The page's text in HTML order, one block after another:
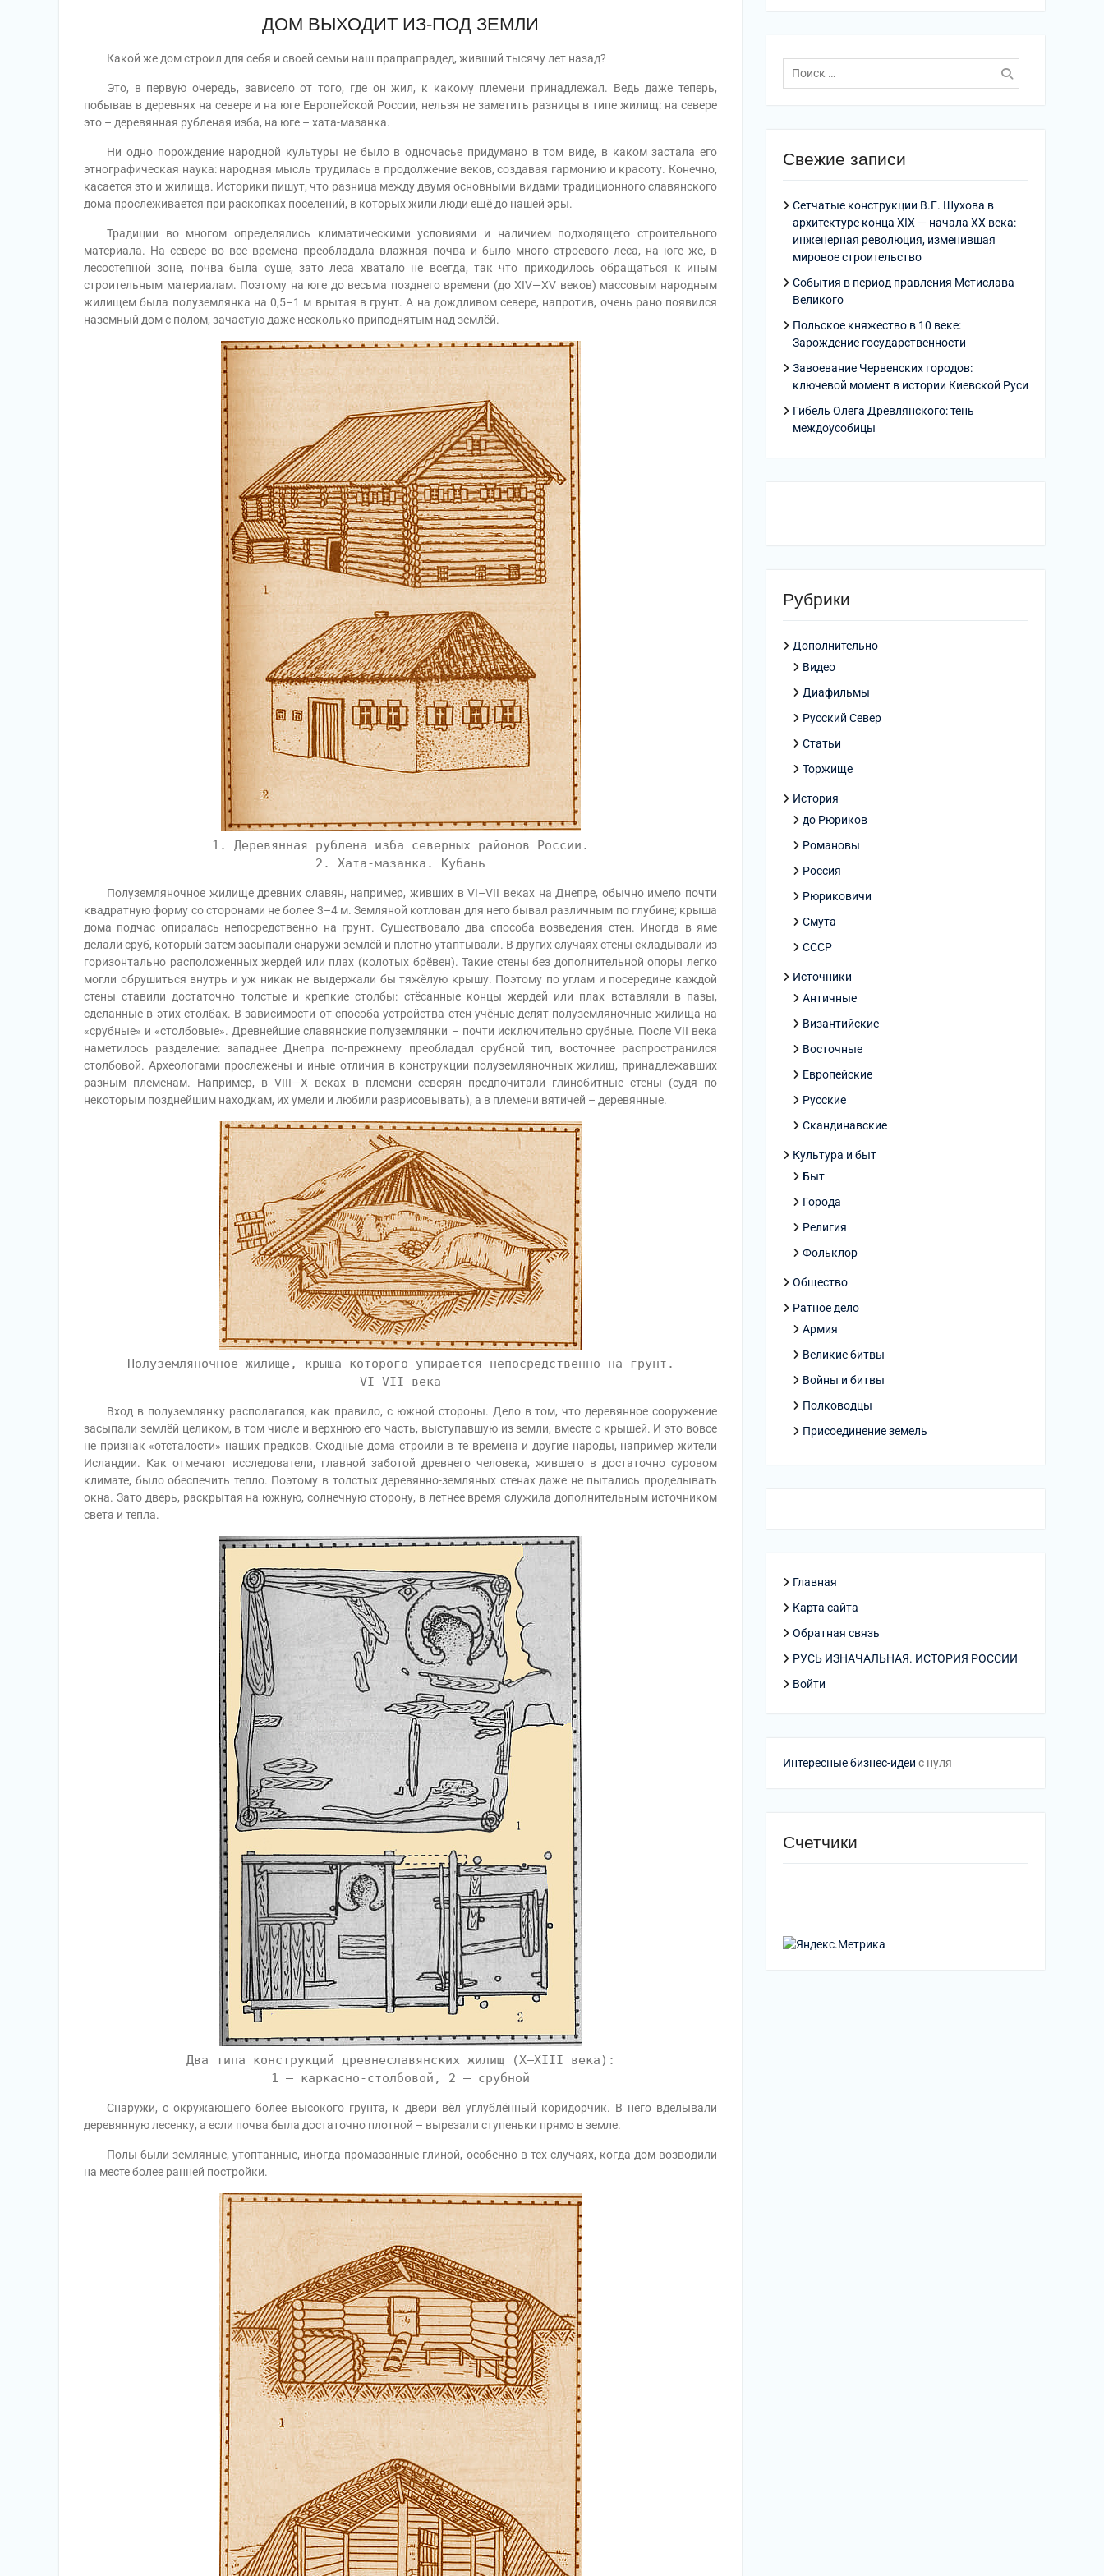
ДОМ ВЫХОДИТ ИЗ-ПОД ЗЕМЛИ
Какой же дом строил для себя и своей семьи наш прапрапрадед, живший тысячу лет назад?
Это, в первую очередь, зависело от того, где он жил, к какому племени принадлежал. Ведь даже теперь,
побывав в деревнях на севере и на юге Европейской России, нельзя не заметить разницы в типе жилищ: на севере
это – деревянная рубленая изба, на юге – хата-мазанка.
Ни одно порождение народной культуры не было в одночасье придумано в том виде, в каком застала его
этнографическая наука: народная мысль трудилась в продолжение веков, создавая гармонию и красоту. Конечно,
касается это и жилища. Историки пишут, что разница между двумя основными видами традиционного славянского
дома прослеживается при раскопках поселений, в которых жили люди ещё до нашей эры.
Традиции во многом определялись климатическими условиями и наличием подходящего строительного
материала. На севере во все времена преобладала влажная почва и было много строевого леса, на юге же, в
лесостепной зоне, почва была суше, зато леса хватало не всегда, так что приходилось обращаться к иным
строительным материалам. Поэтому на юге до весьма позднего времени (до ХIV—ХV веков) массовым народным
жилищем была полуземлянка на 0,5–1 м врытая в грунт. А на дождливом севере, напротив, очень рано появился
наземный дом с полом, зачастую даже несколько приподнятым над землёй.
1. Деревянная рублена изба северных районов России.
2. Хата-мазанка. Кубань
Полуземляночное жилище древних славян, например, живших в VI–VII веках на Днепре, обычно имело почти
квадратную форму со сторонами не более 3–4 м. Земляной котлован для него бывал различным по глубине; крыша
дома подчас опиралась непосредственно на грунт. Существовало два способа возведения стен. Иногда в яме
делали сруб, который затем засыпали снаружи землёй и плотно утаптывали. В других случаях стены складывали из
горизонтально расположенных жердей или плах (колотых брёвен). Такие стены без дополнительной опоры легко
могли обрушиться внутрь и уж никак не выдержали бы тяжёлую крышу. Поэтому по углам и посередине каждой
стены ставили достаточно толстые и крепкие столбы: стёсанные концы жердей или плах вставляли в пазы,
сделанные в этих столбах. В зависимости от способа устройства стен учёные делят полуземляночные жилища на
«срубные» и «столбовые». Древнейшие славянские полуземлянки – почти исключительно срубные. После VII века
наметилось разделение: западнее Днепра по-прежнему преобладал срубной тип, восточнее распространился
столбовой. Археологами прослежены и иные отличия в конструкции полуземляночных жилищ, принадлежавших
разным племенам. Например, в VIII—Х веках в племени северян предпочитали глинобитные стены (судя по
некоторым позднейшим находкам, их умели и любили разрисовывать), а в племени вятичей – деревянные.
Полуземляночное жилище, крыша которого упирается непосредственно на грунт.
VI–VII века
Вход в полуземлянку располагался, как правило, с южной стороны. Дело в том, что деревянное сооружение
засыпали землёй целиком, в том числе и верхнюю его часть, выступавшую из земли, вместе с крышей. И это вовсе
не признак «отсталости» наших предков. Сходные дома строили в те времена и другие народы, например жители
Исландии. Как отмечают исследователи, главной заботой древнего человека, жившего в достаточно суровом
климате, было обеспечить тепло. Поэтому в толстых деревянно-земляных стенах даже не пытались проделывать
окна. Зато дверь, раскрытая на южную, солнечную сторону, в летнее время служила дополнительным источником
света и тепла.
Два типа конструкций древнеславянских жилищ (X–XIII века):
1 – каркасно-столбовой, 2 – срубной
Снаружи, с окружающего более высокого грунта, к двери вёл углублённый коридорчик. В него вделывали
деревянную лесенку, а если почва была достаточно плотной – вырезали ступеньки прямо в земле.
Полы были земляные, утоптанные, иногда промазанные глиной, особенно в тех случаях, когда дом возводили
на месте более ранней постройки.
Поиск
по:
Свежие записи
Сетчатые конструкции В.Г. Шухова в
архитектуре конца XIX — начала XX века:
инженерная революция, изменившая
мировое строительство
События в период правления Мстислава
Великого
Польское княжество в 10 веке:
Зарождение государственности
Завоевание Червенских городов:
ключевой момент в истории Киевской Руси
Гибель Олега Древлянского: тень
междоусобицы
Рубрики
Дополнительно
Видео
Диафильмы
Русский Север
Статьи
Торжище
История
до Рюриков
Романовы
Россия
Рюриковичи
Смута
СССР
Источники
Античные
Византийские
Восточные
Европейские
Русские
Скандинавские
Культура и быт
Быт
Города
Религия
Фольклор
Общество
Ратное дело
Армия
Великие битвы
Войны и битвы
Полководцы
Присоединение земель
Главная
Карта сайта
Обратная связь
РУСЬ ИЗНАЧАЛЬНАЯ. ИСТОРИЯ РОССИИ
Войти
Интересные бизнес-идеи с нуля
Счетчики